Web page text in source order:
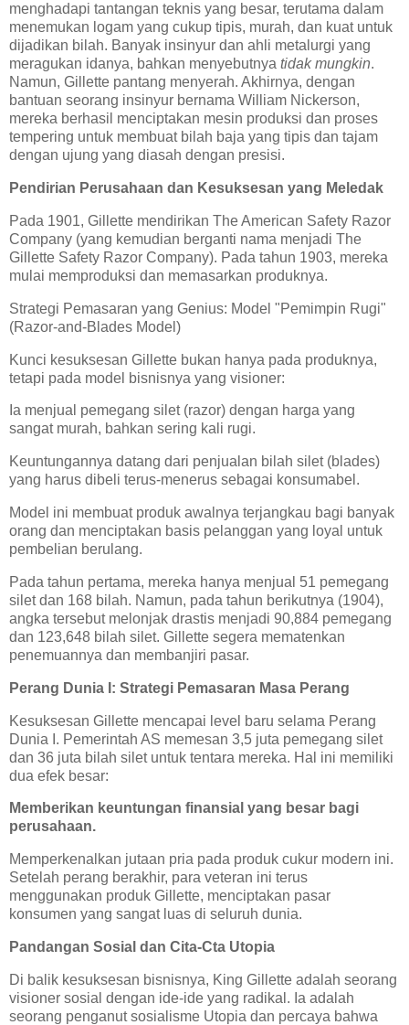
menghadapi tantangan teknis yang besar, terutama dalam
menemukan logam yang cukup tipis, murah, dan kuat untuk
dijadikan bilah. Banyak insinyur dan ahli metalurgi yang
meragukan idanya, bahkan menyebutnya tidak mungkin.
Namun, Gillette pantang menyerah. Akhirnya, dengan
bantuan seorang insinyur bernama William Nickerson,
mereka berhasil menciptakan mesin produksi dan proses
tempering untuk membuat bilah baja yang tipis dan tajam
dengan ujung yang diasah dengan presisi.
Pendirian Perusahaan dan Kesuksesan yang Meledak
Pada 1901, Gillette mendirikan The American Safety Razor
Company (yang kemudian berganti nama menjadi The
Gillette Safety Razor Company). Pada tahun 1903, mereka
mulai memproduksi dan memasarkan produknya.
Strategi Pemasaran yang Genius: Model "Pemimpin Rugi"
(Razor-and-Blades Model)
Kunci kesuksesan Gillette bukan hanya pada produknya,
tetapi pada model bisnisnya yang visioner:
Ia menjual pemegang silet (razor) dengan harga yang
sangat murah, bahkan sering kali rugi.
Keuntungannya datang dari penjualan bilah silet (blades)
yang harus dibeli terus-menerus sebagai konsumabel.
Model ini membuat produk awalnya terjangkau bagi banyak
orang dan menciptakan basis pelanggan yang loyal untuk
pembelian berulang.
Pada tahun pertama, mereka hanya menjual 51 pemegang
silet dan 168 bilah. Namun, pada tahun berikutnya (1904),
angka tersebut melonjak drastis menjadi 90,884 pemegang
dan 123,648 bilah silet. Gillette segera mematenkan
penemuannya dan membanjiri pasar.
Perang Dunia I: Strategi Pemasaran Masa Perang
Kesuksesan Gillette mencapai level baru selama Perang
Dunia I. Pemerintah AS memesan 3,5 juta pemegang silet
dan 36 juta bilah silet untuk tentara mereka. Hal ini memiliki
dua efek besar:
Memberikan keuntungan finansial yang besar bagi
perusahaan.
Memperkenalkan jutaan pria pada produk cukur modern ini.
Setelah perang berakhir, para veteran ini terus
menggunakan produk Gillette, menciptakan pasar
konsumen yang sangat luas di seluruh dunia.
Pandangan Sosial dan Cita-Cta Utopia
Di balik kesuksesan bisnisnya, King Gillette adalah seorang
visioner sosial dengan ide-ide yang radikal. Ia adalah
seorang penganut sosialisme Utopia dan percaya bahwa